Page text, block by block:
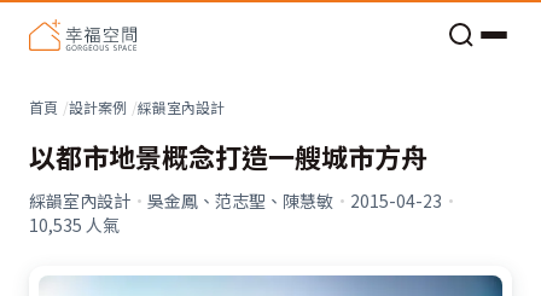
首頁 設計案例 綵韻室內設計
以都市地景概念打造一艘城市方舟
綵韻室內設計 · 吳金鳳、范志聖、陳慧敏 · 2015-04-23 ·
10,535 人氣